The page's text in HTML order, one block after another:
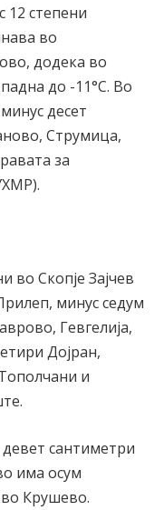
12 степени
во
додека во
до -11°С. Во
десет
Струмица,
за
во Скопје Зајчев
минус седум
Гевгелија,
Дојран,
и
сантиметри
има осум
Крушево.